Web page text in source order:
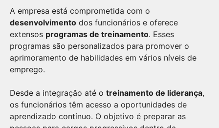
A empresa está comprometida com o
desenvolvimento dos funcionários e oferece
extensos programas de treinamento. Esses
programas são personalizados para promover o
aprimoramento de habilidades em vários níveis de
emprego.
Desde a integração até o treinamento de liderança,
os funcionários têm acesso a oportunidades de
aprendizado contínuo. O objetivo é preparar as